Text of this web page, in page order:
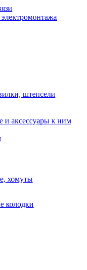
штепсели
и аксессуары к ним
хомуты
колодки